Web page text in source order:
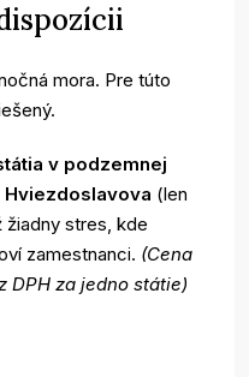
mora. Pre túto
v podzemnej
(len
stres, kde
zamestnanci. (Cena
DPH za jedno státie)